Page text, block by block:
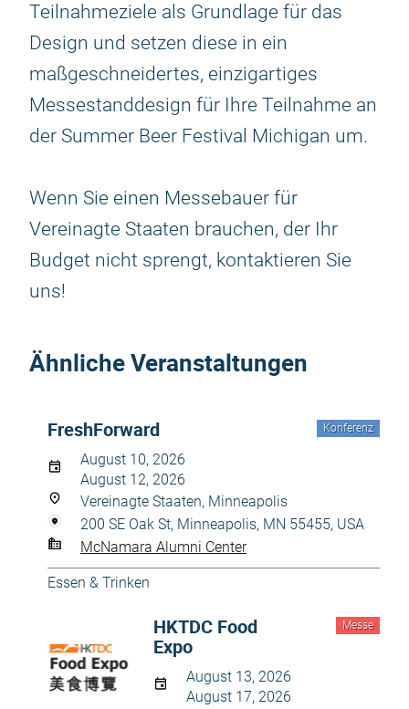
Teilnahmeziele als Grundlage für das
Design und setzen diese in ein
maßgeschneidertes, einzigartiges
Messestanddesign für Ihre Teilnahme an
der Summer Beer Festival Michigan um.
Wenn Sie einen Messebauer für
Vereinagte Staaten brauchen, der Ihr
Budget nicht sprengt, kontaktieren Sie
uns!
Ähnliche Veranstaltungen
Konferenz
FreshForward
August 10, 2026
August 12, 2026
Vereinagte Staaten, Minneapolis
200 SE Oak St, Minneapolis, MN 55455, USA
McNamara Alumni Center
Essen & Trinken
Messe
HKTDC Food
Expo
August 13, 2026
August 17, 2026